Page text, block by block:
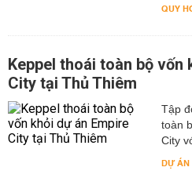
QUY
Keppel thoái toàn bộ vốn
City tại Thủ Thiêm
Tập
toàn
City
DỰ ÁN